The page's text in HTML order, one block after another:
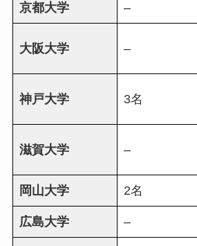
京都大学 –
大阪大学 –
神戸大学 3名
滋賀大学 –
岡山大学 2名
広島大学 –